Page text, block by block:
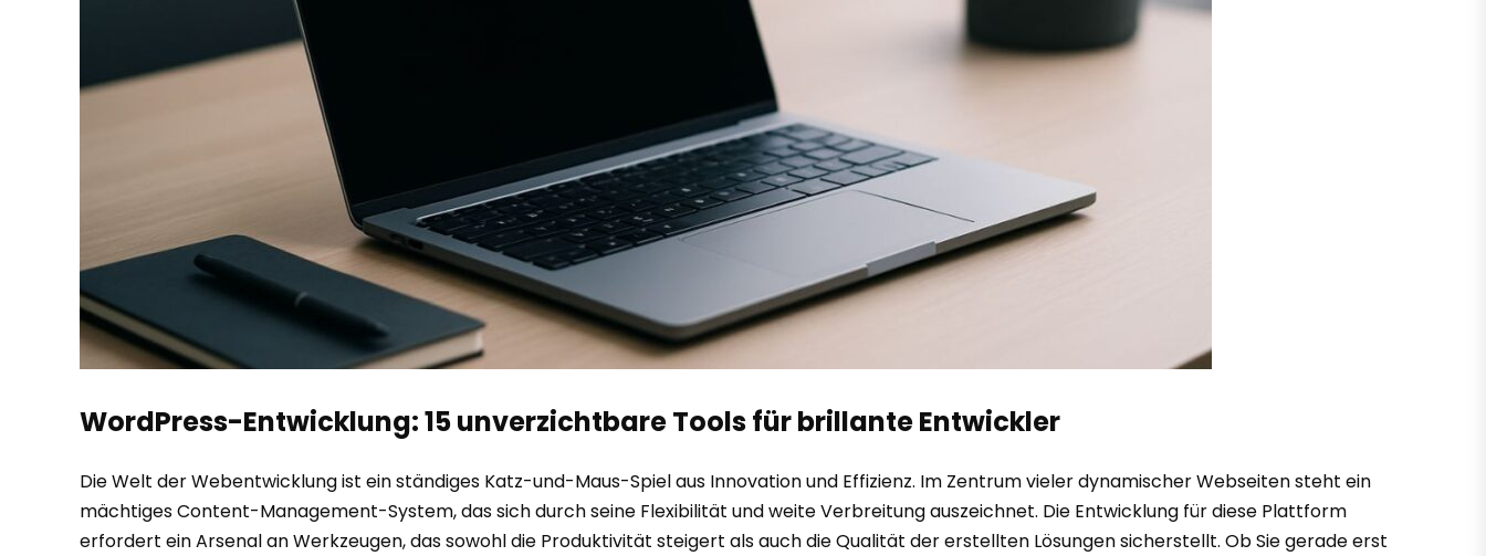
WordPress-Entwicklung: 15 unverzichtbare Tools für brillante Entwickler
Die Welt der Webentwicklung ist ein ständiges Katz-und-Maus-Spiel aus Innovation und Effizienz. Im Zentrum vieler dynamischer Webseiten steht ein
mächtiges Content-Management-System, das sich durch seine Flexibilität und weite Verbreitung auszeichnet. Die Entwicklung für diese Plattform
erfordert ein Arsenal an Werkzeugen, das sowohl die Produktivität steigert als auch die Qualität der erstellten Lösungen sicherstellt. Ob Sie gerade erst